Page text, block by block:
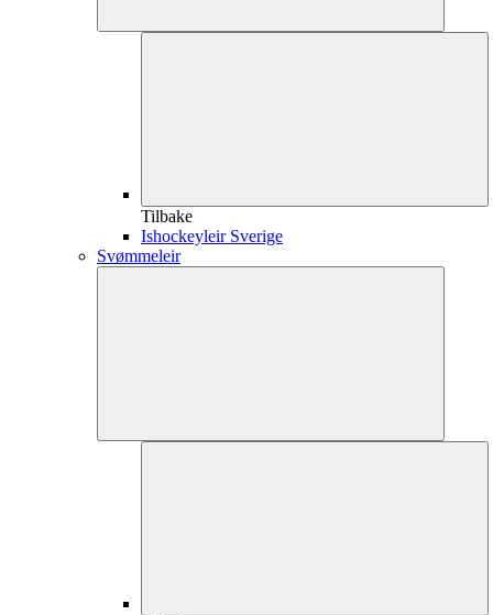
Tilbake
Ishockeyleir Sverige
Svømmeleir